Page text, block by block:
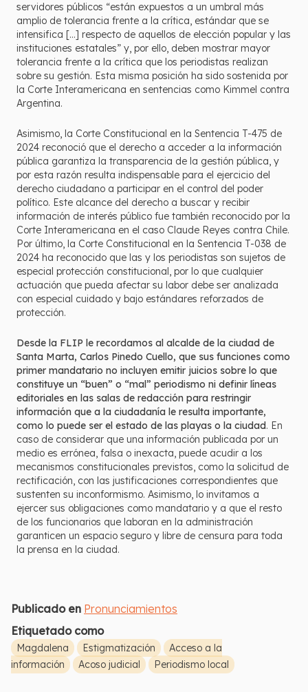
servidores públicos “están expuestos a un umbral más
amplio de tolerancia frente a la crítica, estándar que se
intensifica […] respecto de aquellos de elección popular y las
instituciones estatales” y, por ello, deben mostrar mayor
tolerancia frente a la crítica que los periodistas realizan
sobre su gestión. Esta misma posición ha sido sostenida por
la Corte Interamericana en sentencias como Kimmel contra
Argentina.
Asimismo, la Corte Constitucional en la Sentencia T-475 de
2024 reconoció que el derecho a acceder a la información
pública garantiza la transparencia de la gestión pública, y
por esta razón resulta indispensable para el ejercicio del
derecho ciudadano a participar en el control del poder
político. Este alcance del derecho a buscar y recibir
información de interés público fue también reconocido por la
Corte Interamericana en el caso Claude Reyes contra Chile.
Por último, la Corte Constitucional en la Sentencia T-038 de
2024 ha reconocido que las y los periodistas son sujetos de
especial protección constitucional, por lo que cualquier
actuación que pueda afectar su labor debe ser analizada
con especial cuidado y bajo estándares reforzados de
protección.
Desde la FLIP le recordamos al alcalde de la ciudad de
Santa Marta, Carlos Pinedo Cuello, que sus funciones como
primer mandatario no incluyen emitir juicios sobre lo que
constituye un “buen” o “mal” periodismo ni definir líneas
editoriales en las salas de redacción para restringir
información que a la ciudadanía le resulta importante,
como lo puede ser el estado de las playas o la ciudad. En
caso de considerar que una información publicada por un
medio es errónea, falsa o inexacta, puede acudir a los
mecanismos constitucionales previstos, como la solicitud de
rectificación, con las justificaciones correspondientes que
sustenten su inconformismo. Asimismo, lo invitamos a
ejercer sus obligaciones como mandatario y a que el resto
de los funcionarios que laboran en la administración
garanticen un espacio seguro y libre de censura para toda
la prensa en la ciudad.
Publicado en Pronunciamientos
Etiquetado como
Magdalena Estigmatización
Acceso a la
información
Acoso judicial Periodismo local